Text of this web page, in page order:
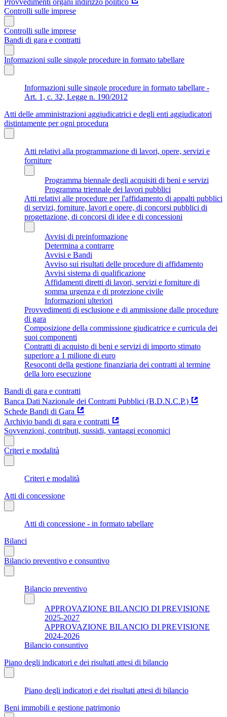
Controlli sulle imprese
Controlli sulle imprese
Bandi di gara e contratti
Informazioni sulle singole procedure in formato tabellare
Informazioni sulle singole procedure in formato tabellare -
Art. 1, c. 32, Legge n. 190/2012
Atti delle amministrazioni aggiudicatrici e degli enti aggiudicatori
distintamente per ogni procedura
Atti relativi alla programmazione di lavori, opere, servizi e
forniture
Programma biennale degli acquisiti di beni e servizi
Programma triennale dei lavori pubblici
Atti relativi alle procedure per l'affidamento di appalti pubblici
di servizi, forniture, lavori e opere, di concorsi pubblici di
progettazione, di concorsi di idee e di concessioni
Avvisi di preinformazione
Determina a contrarre
Avvisi e Bandi
Avviso sui risultati delle procedure di affidamento
Avvisi sistema di qualificazione
Affidamenti diretti di lavori, servizi e forniture di
somma urgenza e di protezione civile
Informazioni ulteriori
Provvedimenti di esclusione e di ammissione dalle procedure
di gara
Composizione della commissione giudicatrice e curricula dei
suoi componenti
Contratti di acquisto di beni e servizi di importo stimato
superiore a 1 milione di euro
Resoconti della gestione finanziaria dei contratti al termine
della loro esecuzione
Bandi di gara e contratti
Banca Dati Nazionale dei Contratti Pubblici (B.D.N.C.P.)
Schede Bandi di Gara
Archivio bandi di gara e contratti
Sovvenzioni, contributi, sussidi, vantaggi economici
Criteri e modalità
Criteri e modalità
Atti di concessione
Atti di concessione - in formato tabellare
Bilanci
Bilancio preventivo e consuntivo
Bilancio preventivo
APPROVAZIONE BILANCIO DI PREVISIONE
2025-2027
APPROVAZIONE BILANCIO DI PREVISIONE
2024-2026
Bilancio consuntivo
Piano degli indicatori e dei risultati attesi di bilancio
Piano degli indicatori e dei risultati attesi di bilancio
Beni immobili e gestione patrimonio